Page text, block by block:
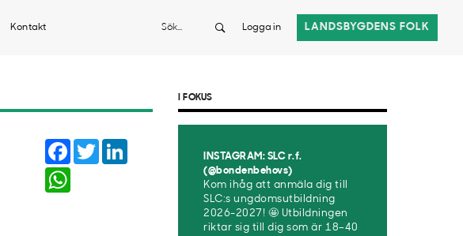
Kontakt Sök Logga in LANDSBYGDENS FOLK
Facebook
Twitter
I FOKUS
INSTAGRAM: SLC r.f.
(@bondenbehovs)
Kom ihåg att anmäla dig till
SLC:s ungdomsutbildning
2026-2027! 🤩 Utbildningen
riktar sig till dig som är 18–40